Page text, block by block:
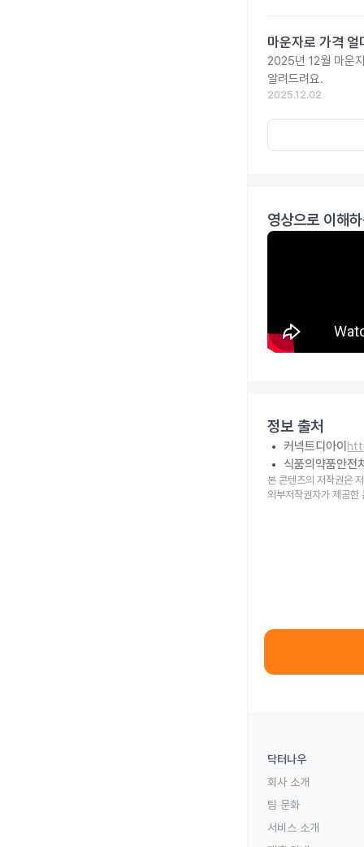
마운자로 가격
2025년 12월 마운
알려드려요.
2025.12.02
영상으로 이해
정보 출처
커넥트디아이
식품의약품안전
본 콘텐츠의 저작권은
외부저작권자가 제공한
닥터나우
회사 소개
팀 문화
서비스 소개